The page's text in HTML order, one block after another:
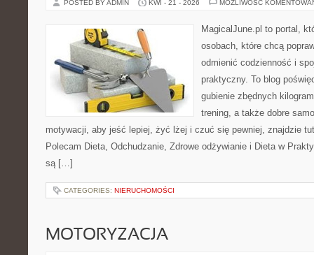
POSTED BY ADMIN KWI - 21 - 2026 MOŻLIWOŚĆ
MagicalJune.pl to portal,
osobach, które chcą
odmienić codzienność i
praktyczny. To blog
gubienie zbędnych
trening, a także dobre
motywacji, aby jeść lepiej, żyć lżej i czuć się pewniej, znajdzie
Polecam Dieta, Odchudzanie, Zdrowe odżywianie i Dieta w
są […]
CATEGORIES: NIERUCHOMOŚCI
MOTORYZACJA